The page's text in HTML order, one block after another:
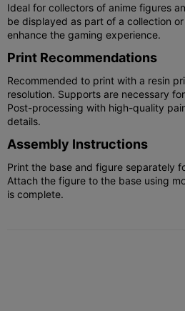
Ideal for collectors of anime figures
be displayed as part of a collection
enhance the gaming experience.
Print Recommendations
Recommended to print with a resin
resolution. Supports are necessary
Post-processing with high-quality
details.
Assembly Instructions
Print the base and figure separately
Attach the figure to the base using
is complete.